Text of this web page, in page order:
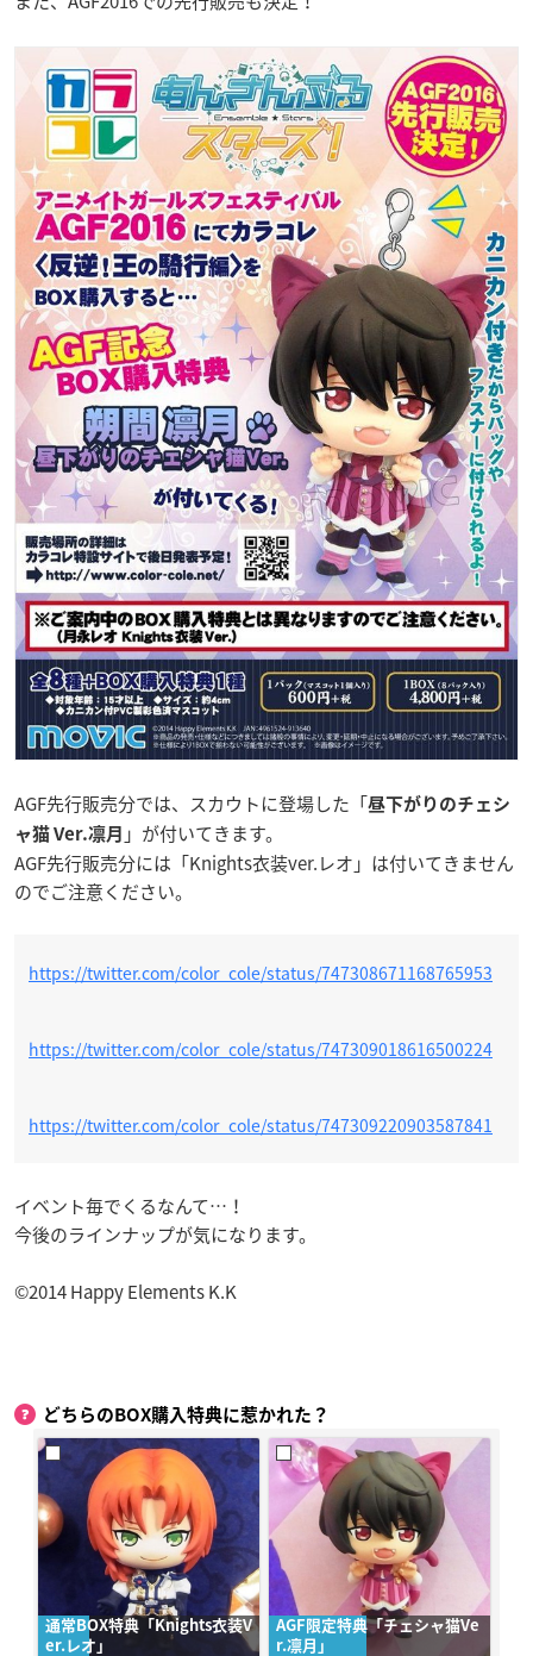
AGF先行販売分では、スカウトに登場した「昼下がりのチェシ
ャ猫 Ver.凛月 」が付いてきます。
AGF先行販売分には「Knights衣装ver.レオ」は付いてきません
のでご注意ください。
https://twitter.com/color_cole/status/747308671168765953
https://twitter.com/color_cole/status/747309018616500224
https://twitter.com/color_cole/status/747309220903587841
イベント毎でくるなんて…！
今後のラインナップが気になります。
©2014 Happy Elements K.K
どちらのBOX購入特典に惹かれた？
通常BOX特典「Knights衣装V
er.レオ」
AGF限定特典「チェシャ猫Ve
r.凛月」